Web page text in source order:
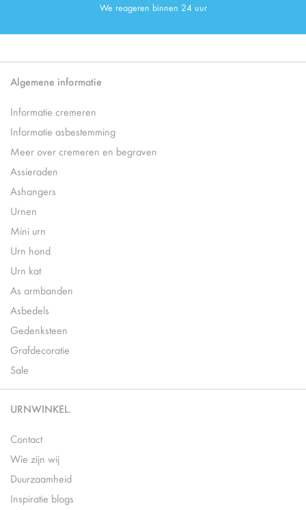
We reageren binnen 24 uur
Algemene informatie
Informatie cremeren
Informatie asbestemming
Meer over cremeren en begraven
Assieraden
Ashangers
Urnen
Mini urn
Urn hond
Urn kat
As armbanden
Asbedels
Gedenksteen
Grafdecoratie
Sale
URNWINKEL.
Contact
Wie zijn wij
Duurzaamheid
Inspiratie blogs